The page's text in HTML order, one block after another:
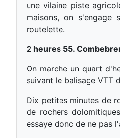
une vilaine piste
maisons, on s'engage
routelette.
2 heures 55.
On marche un quart
suivant le balisage VTT
Dix petites minutes de
de rochers
essaye donc de ne pas